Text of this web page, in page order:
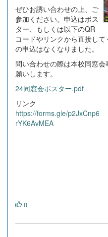
ぜひお誘い合わせの上、ご
参加ください。申込はポス
ター、もしくは以下のQR
コードやリンクから直接し
の申込はなくなり
問い合わせの際は本校同窓
願いします。
24同窓会ポスター.pdf
リンク
https://forms.gle/p2JxCnp6
rYK6AvMEA
0